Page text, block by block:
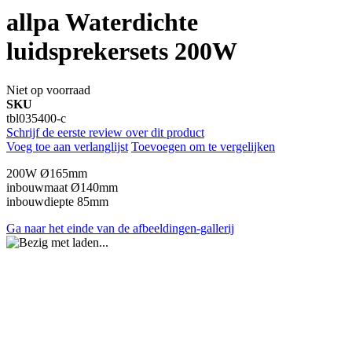
allpa Waterdichte
luidsprekersets 200W
Niet op voorraad
SKU
tbl035400-c
Schrijf de eerste review over dit product
Voeg toe aan verlanglijst Toevoegen om te vergelijken
200W Ø165mm
inbouwmaat Ø140mm
inbouwdiepte 85mm
Ga naar het einde van de afbeeldingen-gallerij